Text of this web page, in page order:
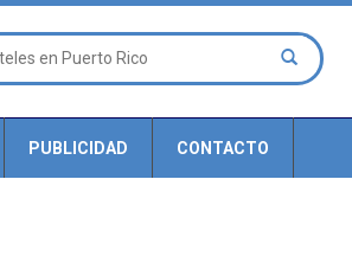
PUBLICIDAD CONTACTO